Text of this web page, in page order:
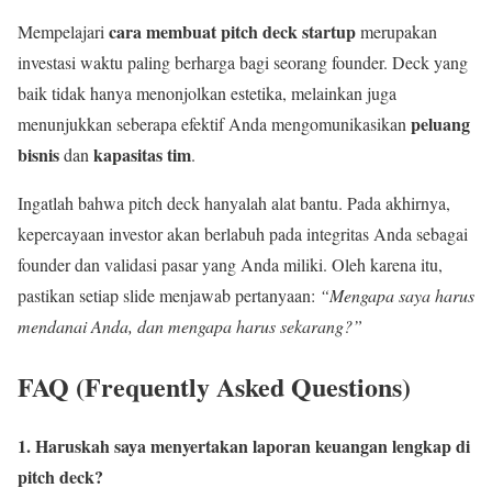
Mempelajari cara membuat pitch deck startupmerupakan
investasi waktu paling berharga bagi seorang founder. Deck yang
baik tidak hanya menonjolkan estetika, melainkan juga
menunjukkan seberapa efektif Anda mengomunikasikan peluang
bisnisdan kapasitas tim.
Ingatlah bahwa pitch deck hanyalah alat bantu. Pada akhirnya,
kepercayaan investor akan berlabuh pada integritas Anda sebagai
founder dan validasi pasar yang Anda miliki. Oleh karena itu,
pastikan setiap slide menjawab pertanyaan: “Mengapa saya harus
mendanai Anda, dan mengapa harus sekarang?”
FAQ (Frequently Asked Questions)
1. Haruskah saya menyertakan laporan keuangan lengkap di
pitch deck?